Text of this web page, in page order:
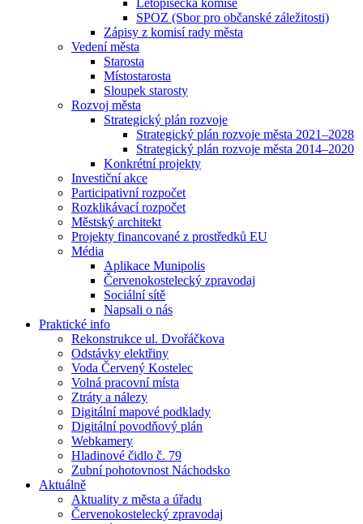
Letopisecká komise
SPOZ (Sbor pro občanské záležitosti)
Zápisy z komisí rady města
Vedení města
Starosta
Místostarosta
Sloupek starosty
Rozvoj města
Strategický plán rozvoje
Strategický plán rozvoje města 2021–2028
Strategický plán rozvoje města 2014–2020
Konkrétní projekty
Investiční akce
Participativní rozpočet
Rozklikávací rozpočet
Městský architekt
Projekty financované z prostředků EU
Média
Aplikace Munipolis
Červenokostelecký zpravodaj
Sociální sítě
Napsali o nás
Praktické info
Rekonstrukce ul. Dvořáčkova
Odstávky elektřiny
Voda Červený Kostelec
Volná pracovní místa
Ztráty a nálezy
Digitální mapové podklady
Digitální povodňový plán
Webkamery
Hladinové čidlo č. 79
Zubní pohotovnost Náchodsko
Aktuálně
Aktuality z města a úřadu
Červenokostelecký zpravodaj